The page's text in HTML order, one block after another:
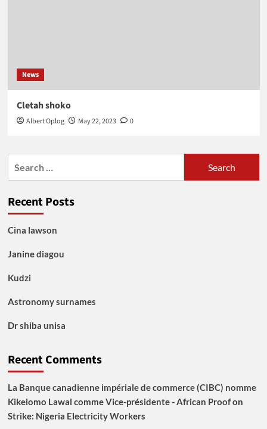
News
Cletah shoko
Albert Oplog May 22, 2023 0
Recent Posts
Cina lawson
Janine diagou
Kudzi
Astronomy surnames
Dr shiba unisa
Recent Comments
La Banque canadienne impériale de commerce (CIBC) nomme
Kikelomo Lawal comme Vice-présidente - African Proofon
Strike: Nigeria Electricity Workers